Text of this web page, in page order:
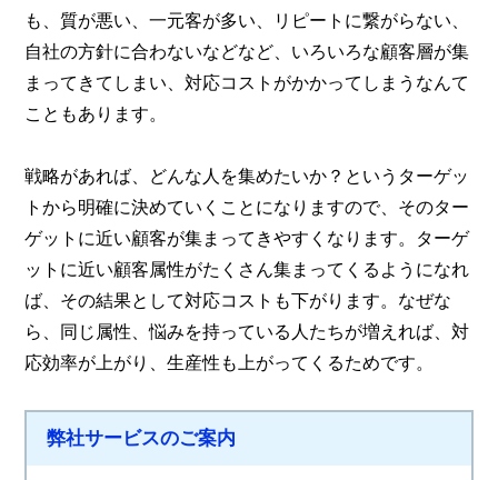
も、質が悪い、一元客が多い、リピートに繋がらない、
自社の方針に合わないなどなど、いろいろな顧客層が集
まってきてしまい、対応コストがかかってしまうなんて
こともあります。
戦略があれば、どんな人を集めたいか？というターゲッ
トから明確に決めていくことになりますので、そのター
ゲットに近い顧客が集まってきやすくなります。ターゲ
ットに近い顧客属性がたくさん集まってくるようになれ
ば、その結果として対応コストも下がります。なぜな
ら、同じ属性、悩みを持っている人たちが増えれば、対
応効率が上がり、生産性も上がってくるためです。
弊社サービスのご案内